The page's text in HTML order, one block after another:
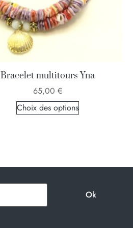
Bracelet multitours Yna
65,00 €
Choix des options